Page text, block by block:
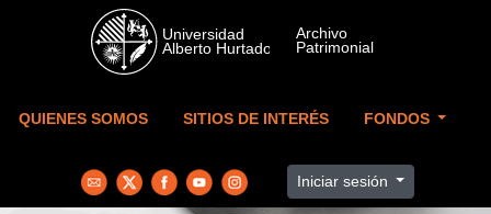
Skip to main content
QUIENES SOMOS SITIOS DE INTERÉS FONDOS
Iniciar sesión